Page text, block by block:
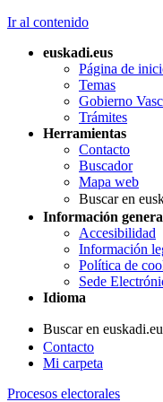
Ir al contenido
euskadi.eus
Página de
Temas
Gobierno
Trámites
Herramientas
Contacto
Buscador
Mapa web
Buscar en
Información
Accesibilidad
Información
Política de
Sede
Idioma
Buscar en
Contacto
Mi carpeta
Procesos electorales